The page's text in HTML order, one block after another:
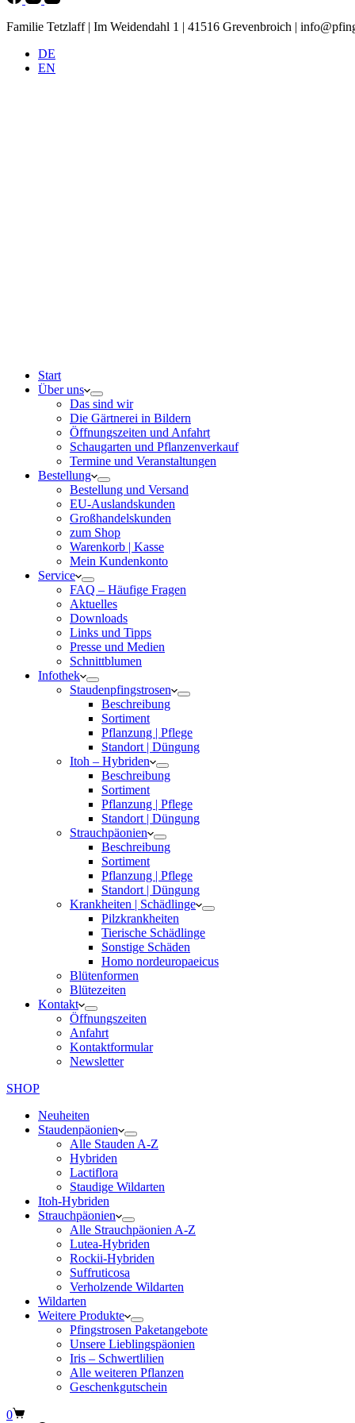
Familie Tetzlaff | Im Weidendahl 1 | 41516 Grevenbroich |
DE
EN
Start
Über uns
Das sind wir
Die Gärtnerei in Bildern
Öffnungszeiten und Anfahrt
Schaugarten und Pflanzenverkauf
Termine und Veranstaltungen
Bestellung
Bestellung und Versand
EU-Auslandskunden
Großhandelskunden
zum Shop
Warenkorb | Kasse
Mein Kundenkonto
Service
FAQ – Häufige Fragen
Aktuelles
Downloads
Links und Tipps
Presse und Medien
Schnittblumen
Infothek
Staudenpfingstrosen
Beschreibung
Sortiment
Pflanzung | Pflege
Standort | Düngung
Itoh – Hybriden
Beschreibung
Sortiment
Pflanzung | Pflege
Standort | Düngung
Strauchpäonien
Beschreibung
Sortiment
Pflanzung | Pflege
Standort | Düngung
Krankheiten | Schädlinge
Pilzkrankheiten
Tierische Schädlinge
Sonstige Schäden
Homo nordeuropaeicus
Blütenformen
Blütezeiten
Kontakt
Öffnungszeiten
Anfahrt
Kontaktformular
Newsletter
SHOP
Neuheiten
Staudenpäonien
Alle Stauden A-Z
Hybriden
Lactiflora
Staudige Wildarten
Itoh-Hybriden
Strauchpäonien
Alle Strauchpäonien A-Z
Lutea-Hybriden
Rockii-Hybriden
Suffruticosa
Verholzende Wildarten
Wildarten
Weitere Produkte
Pfingstrosen Paketangebote
Unsere Lieblingspäonien
Iris – Schwertlilien
Alle weiteren Pflanzen
Geschenkgutschein
Warenkorb
0